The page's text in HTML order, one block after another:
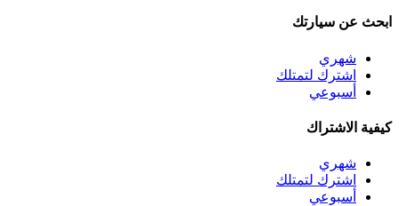
ابحث عن سيارتك
شهري
اشترك لتمتلك
أسبوعي
كيفية الاشتراك
شهري
اشترك لتمتلك
أسبوعي